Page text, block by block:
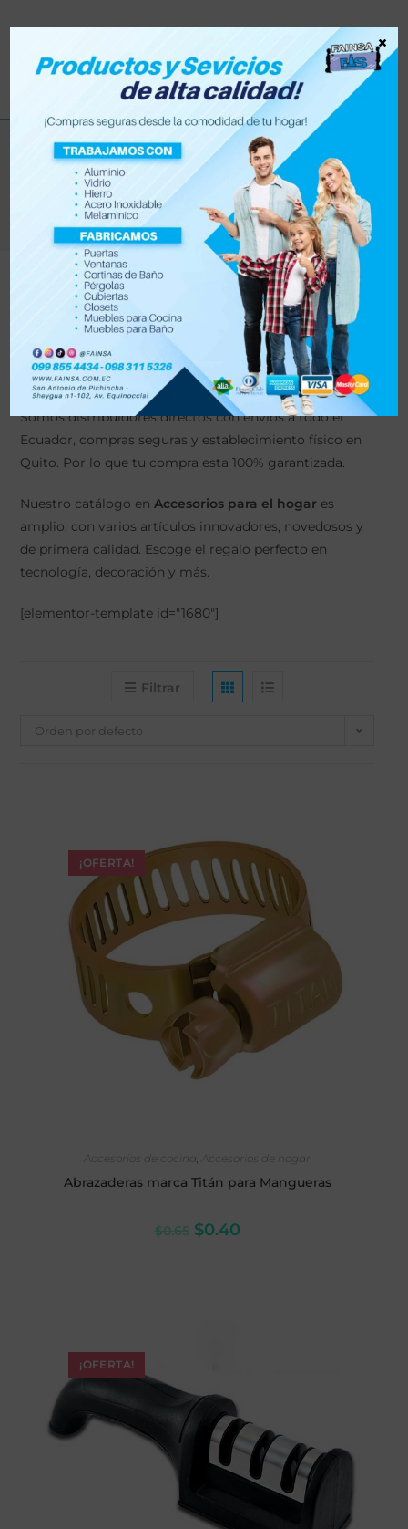
Accesorios de hogar
Productos > Accesorios de hogar
Fainsa contamos con una gran variedad de
Accesorios para el hogar
, desde artículos para baño,
sala, patio, muebles, mesas, sillas, utensilios para cocina
y mucho más.
Somos distribuidores directos con envíos a todo el
Ecuador, compras seguras y establecimiento físico en
Quito. Por lo que tu compra esta 100% garantizada.
Nuestro catálogo en Accesorios para el hogares
amplio, con varios artículos innovadores, novedosos y
de primera calidad. Escoge el regalo perfecto en
tecnología, decoración y más.
[elementor-template id="1680"]
Filtrar
Orden por defecto
¡OFERTA!
Accesorios de cocina, Accesorios de hogar
Abrazaderas marca Titán para Mangueras
$0.65 $0.40
¡OFERTA!
×